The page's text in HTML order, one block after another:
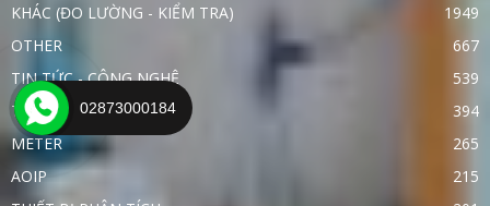
KHÁC (ĐO LƯỜNG - KIỂM TRA)
1949
OTHER
667
TIN TỨC - CÔNG NGHỆ
539
Testing Equipment
394
METER
265
AOIP
215
02873000184